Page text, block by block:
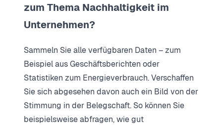
zum Thema Nachhaltigkeit im
Unternehmen?
Sammeln Sie alle verfügbaren Daten – zum
Beispiel aus Geschäftsberichten oder
Statistiken zum Energieverbrauch. Verschaffen
Sie sich abgesehen davon auch ein Bild von der
Stimmung in der Belegschaft. So können Sie
beispielsweise abfragen, wie gut